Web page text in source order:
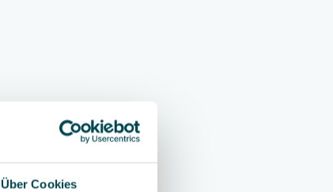
Über Cookies